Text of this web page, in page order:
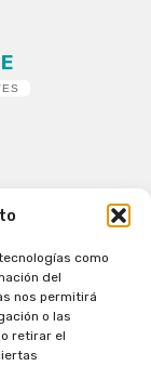
como
del
nos permitirá
o las
retirar el